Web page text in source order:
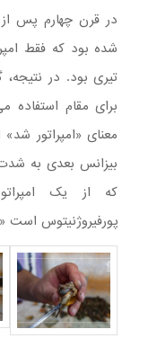
در قرن چهارم پس
شده بود که فقط
تیری بود. در
برای مقام استفاده
معنای «امپراتور
بیزانس بعدی به
که از یک
پورفیروژنیتوس است